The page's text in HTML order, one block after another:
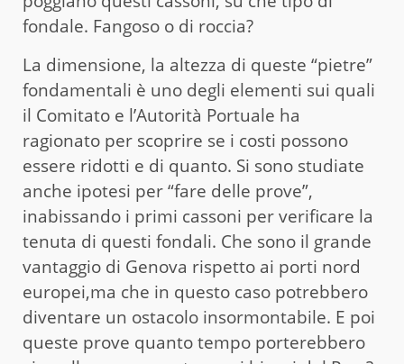
fondale. Fangoso o di roccia?
La dimensione, la altezza di queste “pietre”
fondamentali è uno degli elementi sui quali
il Comitato e l’Autorità Portuale ha
ragionato per scoprire se i costi possono
essere ridotti e di quanto. Si sono studiate
anche ipotesi per “fare delle prove”,
inabissando i primi cassoni per verificare la
tenuta di questi fondali. Che sono il grande
vantaggio di Genova rispetto ai porti nord
europei,ma che in questo caso potrebbero
diventare un ostacolo insormontabile. E poi
queste prove quanto tempo porterebbero